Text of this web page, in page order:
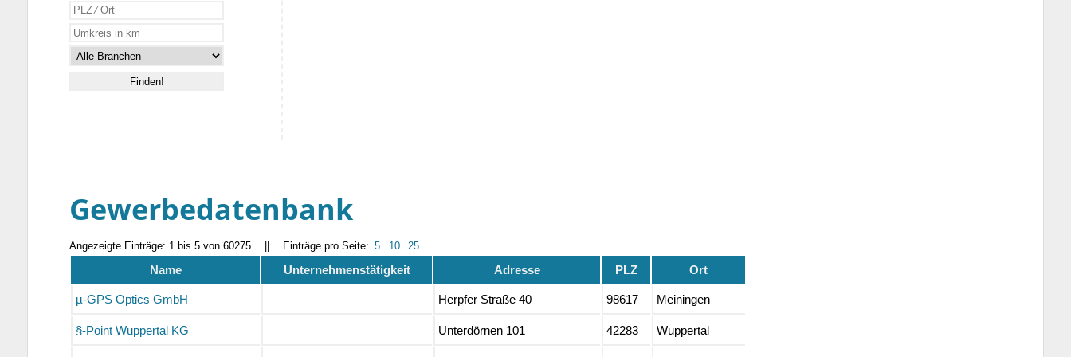
Gewerbedatenbank
Angezeigte Einträge: 1 bis 5 von 60275 Einträge pro Seite: 5 10 25
Name Unternehmenstätigkeit Adresse PLZ Ort
µ-GPS Optics GmbH Herpfer Straße 40 98617 Meiningen
§-Point Wuppertal KG Unterdörnen 101 42283 Wuppertal